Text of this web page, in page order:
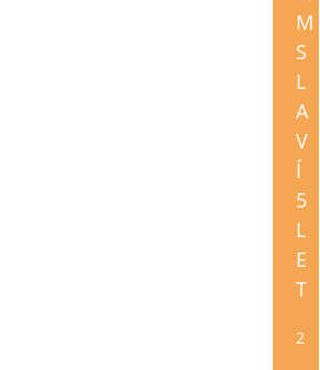
M
S
L
A
V
Í
5
L
E
T
2